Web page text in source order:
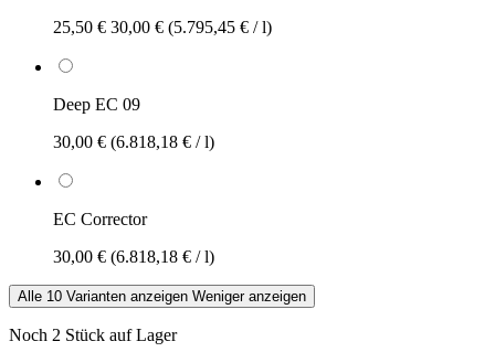
25,50 € 30,00 € (5.795,45 € / l)
Deep EC 09
30,00 € (6.818,18 € / l)
EC Corrector
30,00 € (6.818,18 € / l)
Alle 10 Varianten anzeigen Weniger anzeigen
Noch 2 Stück auf Lager